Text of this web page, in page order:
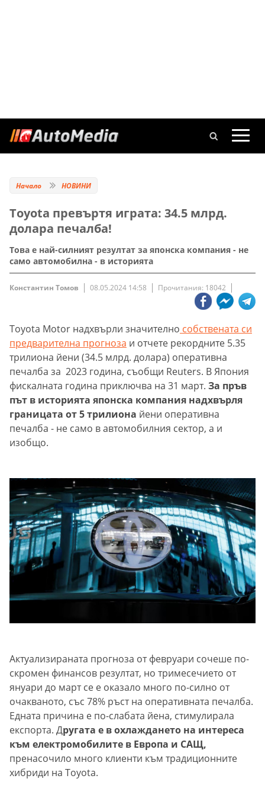
Начало НОВИНИ
Toyota превъртя играта: 34.5 млрд.
долара печалба!
Това е най-силният резултат за японска компания - не
само автомобилна - в историята
Константин Томов 08.05.2024 14:58 Прочитания: 18042
Toyota Motor надхвърли значително собствената си
предварителна прогноза и отчете рекордните 5.35
трилиона йени (34.5 млрд. долара) оперативна
печалба за 2023 година, съобщи Reuters. В Япония
фискалната година приключва на 31 март. За пръв
път в историята японска компания надхвърля
границата от 5 трилиона йени оперативна
печалба - не само в автомобилния сектор, а и
изобщо.
Актуализираната прогноза от февруари сочеше по-
скромен финансов резултат, но тримесечието от
януари до март се е оказало много по-силно от
очакваното, със 78% ръст на оперативната печалба.
Едната причина е по-слабата йена, стимулирала
експорта. Другата е в охлаждането на интереса
към електромобилите в Европа и САЩ,
пренасочило много клиенти към традиционните
хибриди на Toyota.